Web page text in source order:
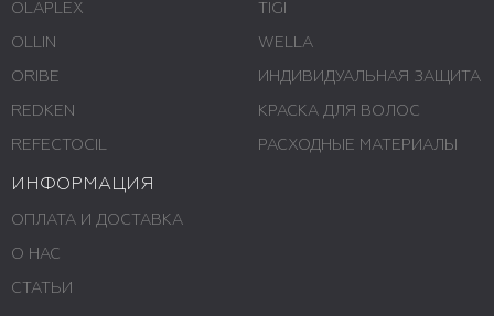
OLAPLEX
OLLIN
ORIBE
REDKEN
REFECTOCIL
TIGI
WELLA
ИНДИВИДУАЛЬНАЯ ЗАЩИТА
КРАСКА ДЛЯ ВОЛОС
РАСХОДНЫЕ МАТЕРИАЛЫ
ИНФОРМАЦИЯ
ОПЛАТА И ДОСТАВКА
О НАС
СТАТЬИ